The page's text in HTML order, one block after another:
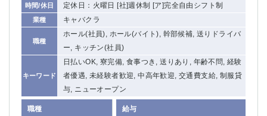
時間/休日 定休日：火曜日 [社]週休制 [ア]完全自由シフト制
業種 キャバクラ
職種
ホール(社員), ホール(バイト), 幹部候補, 送りドライバ
ー, キッチン(社員)
キーワード
日払いOK, 寮完備, 食事つき, 送りあり, 年齢不問, 経験
者優遇, 未経験者歓迎, 中高年歓迎, 交通費支給, 制服貸
与, ニューオープン
職種 給与